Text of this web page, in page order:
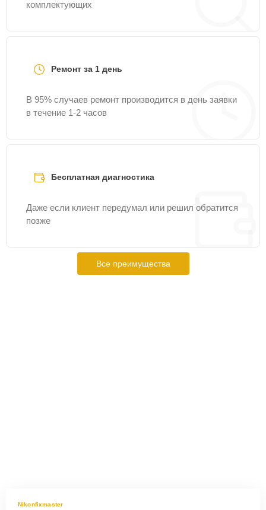
комплектующих
Ремонт за 1 день
В 95% случаев ремонт производится в день заявки
в течение 1-2 часов
Бесплатная диагностика
Даже если клиент передумал или решил обратится
позже
Все преимущества
Nikonfixmaster